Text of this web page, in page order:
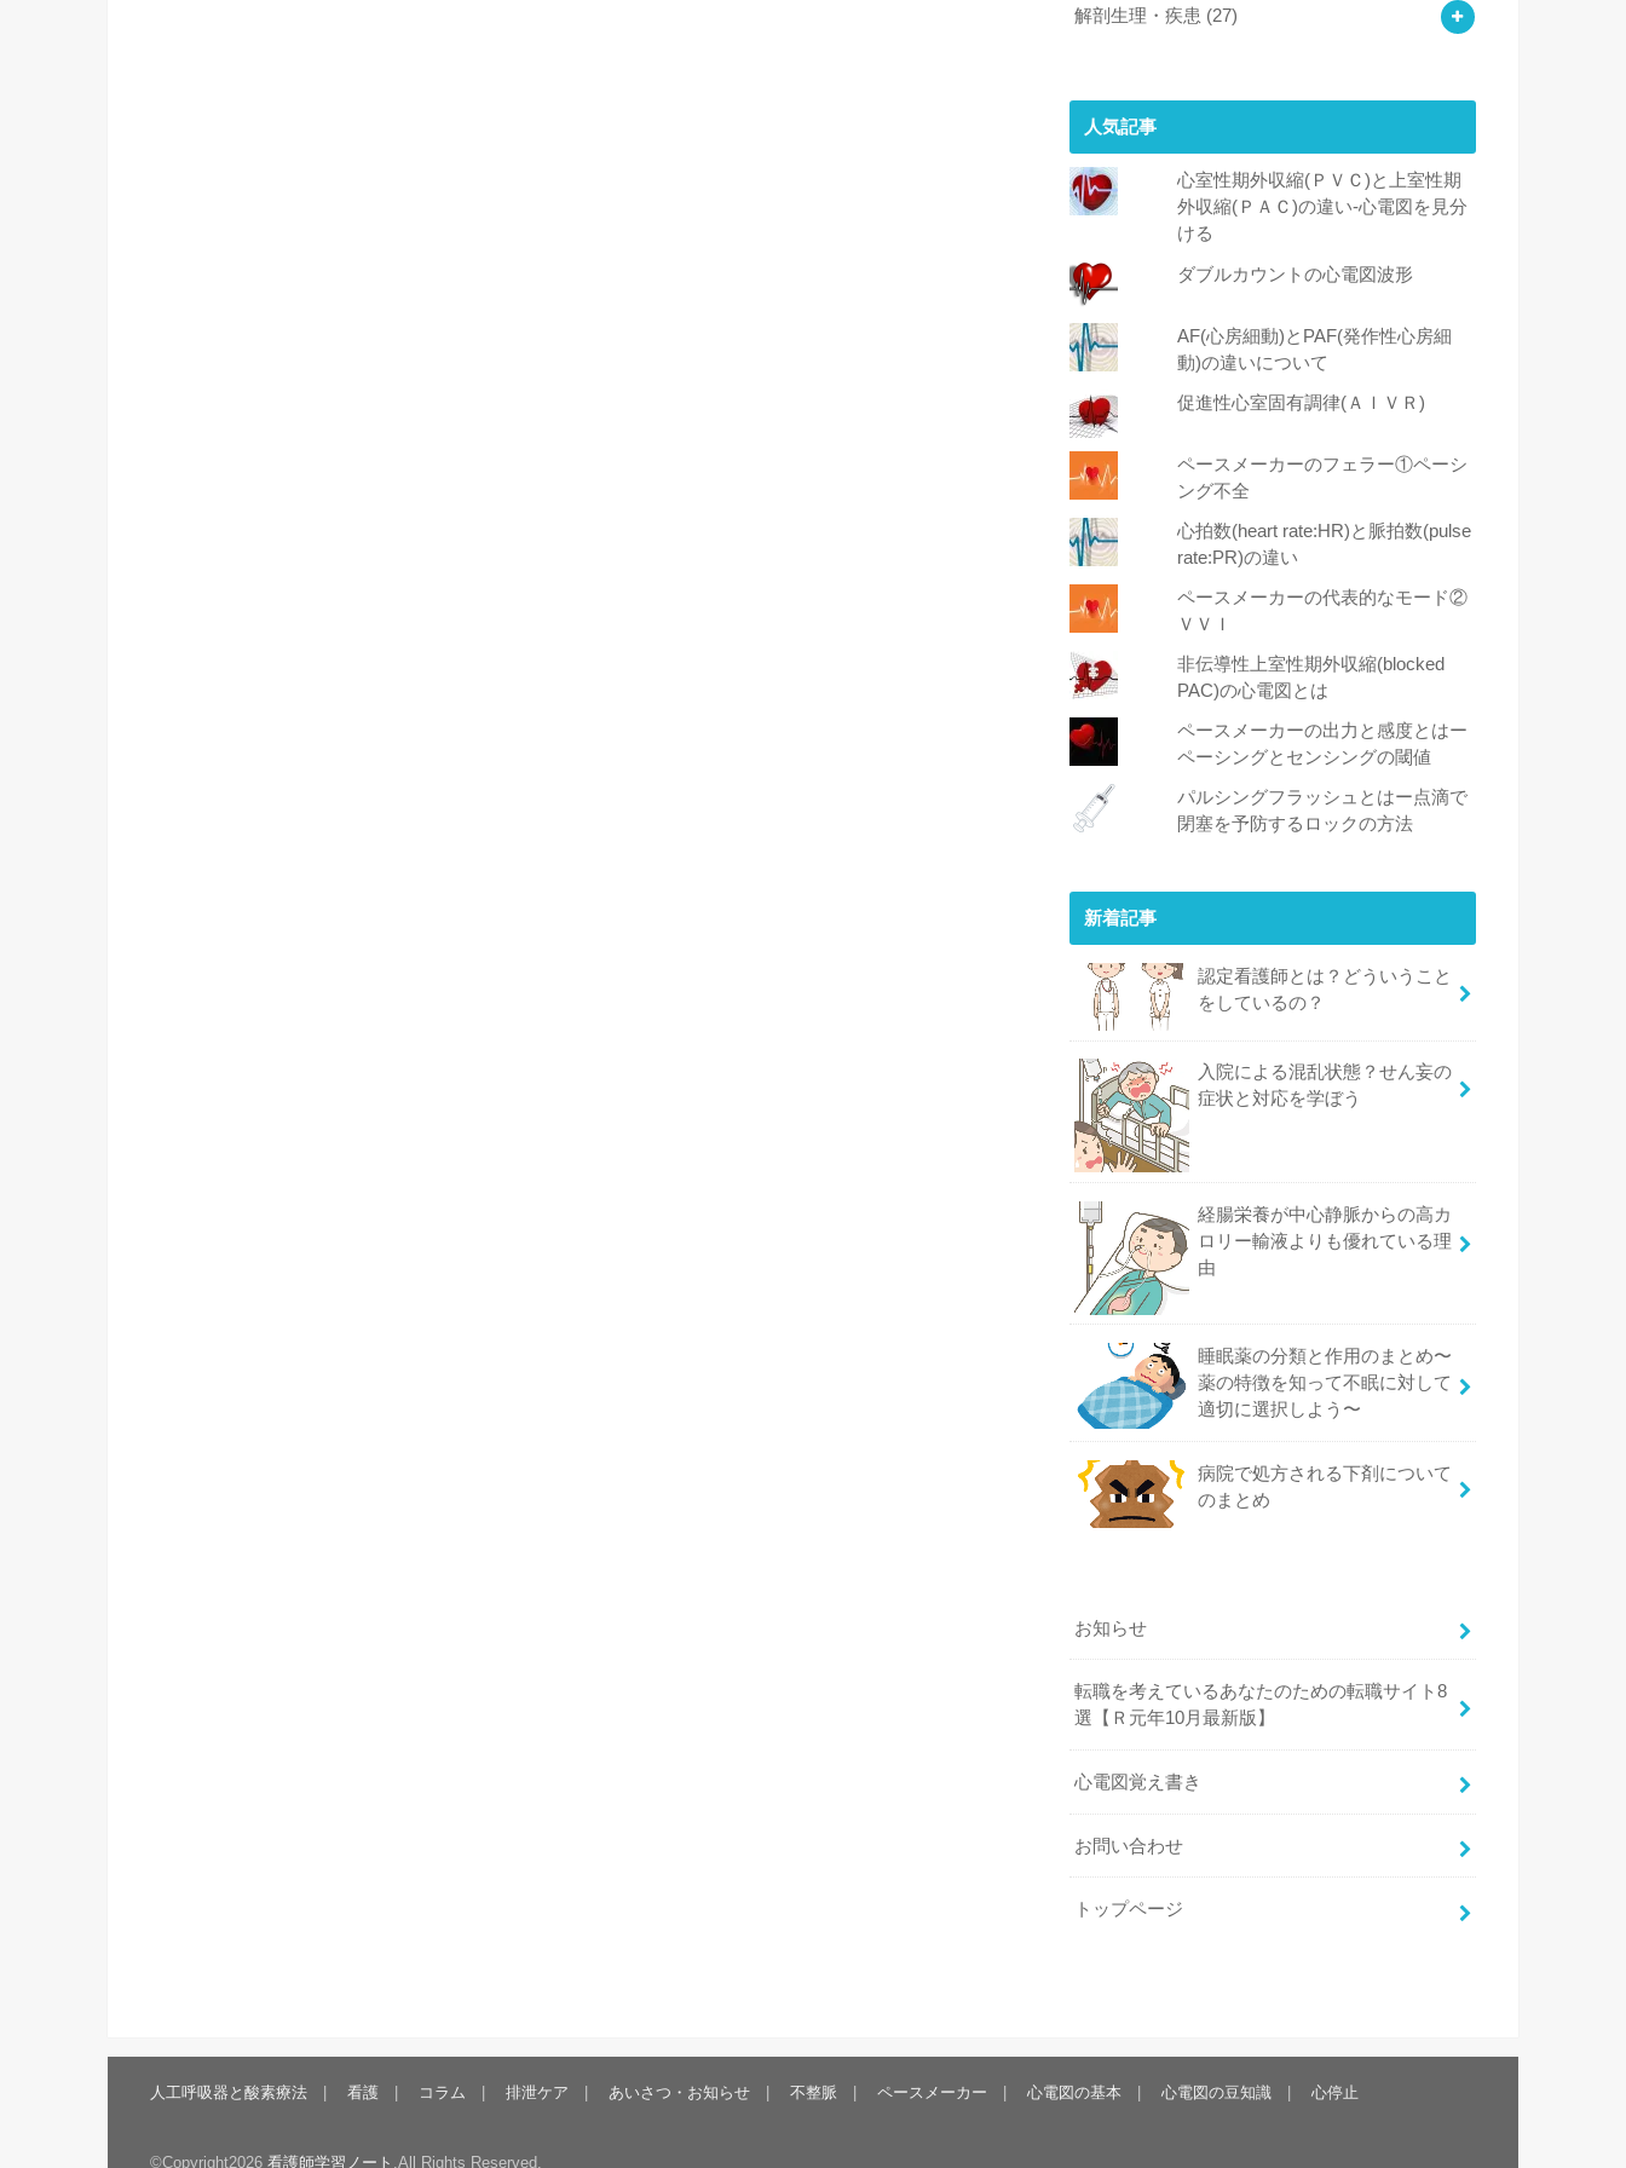
解剖生理・疾患 (27)
人気記事
心室性期外収縮(ＰＶＣ)と上室性期
外収縮(ＰＡＣ)の違い-心電図を見分
ける
ダブルカウントの心電図波形
AF(心房細動)とPAF(発作性心房細
動)の違いについて
促進性心室固有調律(ＡＩＶＲ)
ペースメーカーのフェラー①ペーシ
ング不全
心拍数(heart rate:HR)と脈拍数(pulse
rate:PR)の違い
ペースメーカーの代表的なモード②
ＶＶＩ
非伝導性上室性期外収縮(blocked
PAC)の心電図とは
ペースメーカーの出力と感度とはー
ペーシングとセンシングの閾値
パルシングフラッシュとはー点滴で
閉塞を予防するロックの方法
新着記事
認定看護師とは？どういうこと
をしているの？
入院による混乱状態？せん妄の
症状と対応を学ぼう
経腸栄養が中心静脈からの高カ
ロリー輸液よりも優れている理
由
睡眠薬の分類と作用のまとめ〜
薬の特徴を知って不眠に対して
適切に選択しよう〜
病院で処方される下剤について
のまとめ
お知らせ
転職を考えているあなたのための転職サイト8
選【Ｒ元年10月最新版】
心電図覚え書き
お問い合わせ
トップページ
人工呼吸器と酸素療法 看護 コラム 排泄ケア あいさつ・お知らせ 不整脈 ペースメーカー 心電図の基本 心電図の豆知識 心停止
©Copyright2026 看護師学習ノート .All Rights Reserved.